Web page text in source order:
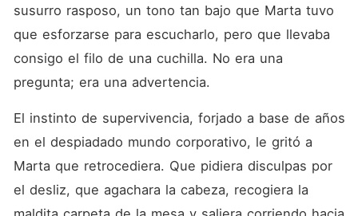
susurro rasposo, un tono tan bajo que Marta tuvo
que esforzarse para escucharlo, pero que llevaba
consigo el filo de una cuchilla. No era una
pregunta; era una advertencia.
El instinto de supervivencia, forjado a base de años
en el despiadado mundo corporativo, le gritó a
Marta que retrocediera. Que pidiera disculpas por
el desliz, que agachara la cabeza, recogiera la